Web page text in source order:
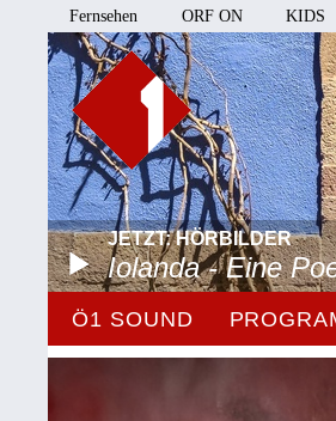
Fernsehen ORF ON KIDS
JETZT: HÖRBILDER
Iolanda - Eine
Ö1 SOUND